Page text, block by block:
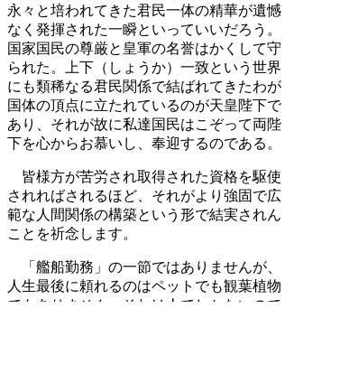
永々と培われてきた君民一体の精華が遺憾
なく発揮された一瞬といっていいだろう。
国家国民の尊厳と皇軍の名誉はかくして守
られた。上下（しょうか）一致という世界
にも類稀なる君民関係で結ばれてきたわが
国体の頂点に立たれているのが天皇陛下で
あり、それが故に私達国民はこぞって両陛
下を心からお慕いし、奉迎するのである。
皆様方が苦労され取得された資格を駆使
されればされるほど、それがより強固で広
範な人間関係の構築という形で結実されん
ことを祈念します。
「艦船勤務」の一節ではありませんが、
人生最後に頼れるのはペットでも観葉植物
でもありません。それは人でしかないので